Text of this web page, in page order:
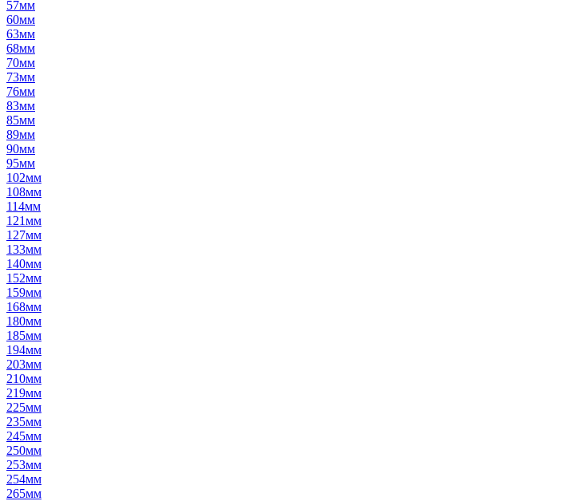
57мм
60мм
63мм
68мм
70мм
73мм
76мм
83мм
85мм
89мм
90мм
95мм
102мм
108мм
114мм
121мм
127мм
133мм
140мм
152мм
159мм
168мм
180мм
185мм
194мм
203мм
210мм
219мм
225мм
235мм
245мм
250мм
253мм
254мм
265мм